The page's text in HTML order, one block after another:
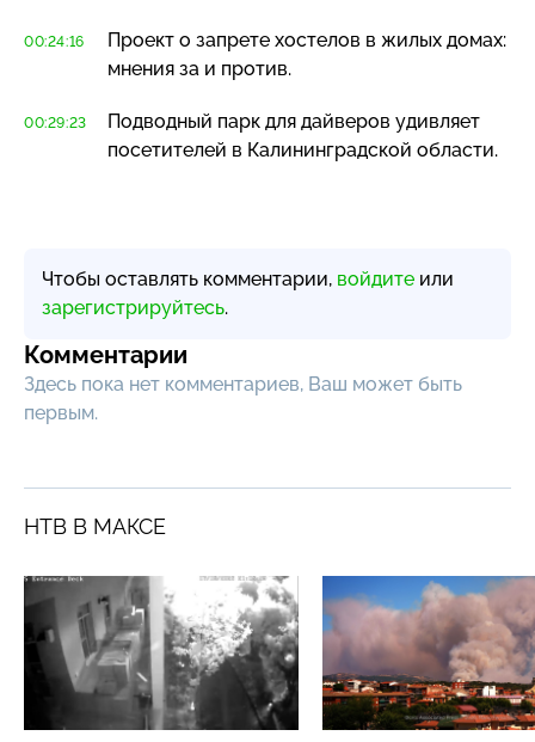
00:24:16
Проект о запрете хостелов в жилых домах:
мнения за и против.
00:29:23
Подводный парк для дайверов удивляет
посетителей в Калининградской области.
Чтобы оставлять комментарии, войдите или
зарегистрируйтесь.
Комментарии
Здесь пока нет комментариев, Ваш может быть
первым.
НТВ В МАКСЕ